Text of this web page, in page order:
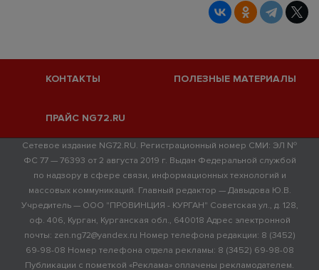
КОНТАКТЫ ПОЛЕЗНЫЕ МАТЕРИАЛЫ
ПРАЙС NG72.RU
Сетевое издание NG72.RU. Регистрационный номер СМИ: ЭЛ №
ФС 77 — 76393 от 2 августа 2019 г. Выдан Федеральной службой
по надзору в сфере связи, информационных технологий и
массовых коммуникаций. Главный редактор — Давыдова Ю.В.
Учредитель — ООО "ПРОВИНЦИЯ - КУРГАН" Советская ул., д. 128,
оф. 406, Курган, Курганская обл., 640018 Адрес электронной
почты: zen.ng72@yandex.ru Номер телефона редакции: 8 (3452)
69-98-08 Номер телефона отдела рекламы: 8 (3452) 69-98-08
Публикации с пометкой «Реклама» оплачены рекламодателем.